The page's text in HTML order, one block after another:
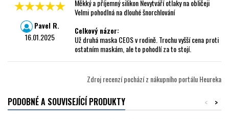
Pavel R.
16.01.2025
Měkký a příjemný silikon Nevytváří otlaky na obličeji
Velmi pohodlná na dlouhé šnorchlování
Celkový názor:
Už druhá maska CEOS v rodině. Trochu vyšší cena proti
ostatním maskám, ale to pohodlí za to stojí.
Zdroj recenzí pochází z nákupního portálu Heureka
PODOBNÉ A SOUVISEJÍCÍ PRODUKTY >
<